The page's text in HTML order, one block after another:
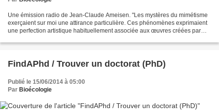
Une émission radio de Jean-Claude Ameisen. "Les mystères du mimétisme
exerçaient sur moi une attirance particulière. Ces phénomènes exprimaient
une perfection artistique habituellement associée aux œuvres créées par
FindAPhd / Trouver un doctorat (PhD)
Publié le 15/06/2014 à 05:00
Par Bioécologie